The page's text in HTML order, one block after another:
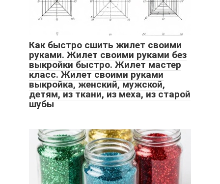
Как быстро сшить жилет своими
руками. Жилет своими руками без
выкройки быстро. Жилет мастер
класс. Жилет своими руками
выкройка, женский, мужской,
детям, из ткани, из меха, из старой
шубы